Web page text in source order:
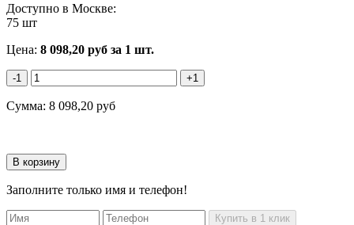
Доступно в Москве:
75 шт
Цена: 8 098,20 руб за 1 шт.
-1 +1
Сумма: 8 098,20 руб
Заполните только имя и телефон!